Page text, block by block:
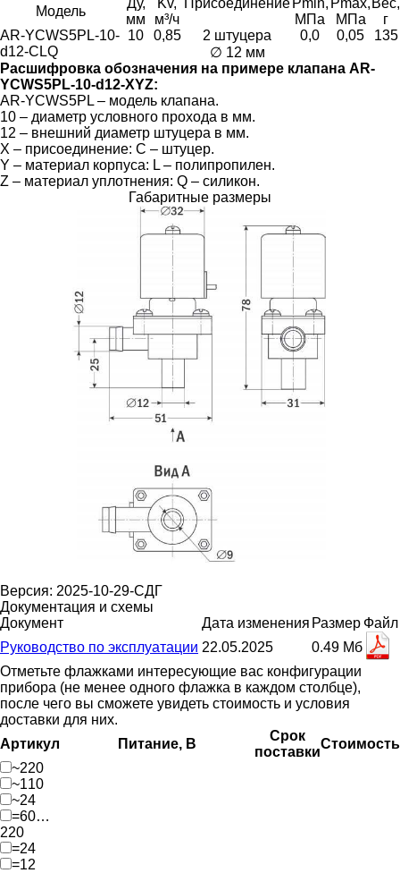
Модель
мм
м³/ч
МПа
МПа
г
AR-YCWS5PL-10-
d12-CLQ
10 0,85
2 штуцера
∅ 12 мм
0,0 0,05 135
Расшифровка обозначения на примере клапана AR-
YCWS5PL-10-d12-XYZ:
AR-YCWS5PL – модель клапана.
10 – диаметр условного прохода в мм.
12 – внешний диаметр штуцера в мм.
X – присоединение: С – штуцер.
Y – материал корпуса: L – полипропилен.
Z – материал уплотнения: Q – силикон.
Габаритные размеры
Версия: 2025-10-29-СДГ
Документация и схемы
Документ
Дата изменения Размер Файл
Руководство по эксплуатации 22.05.2025
0.49 Мб
Отметьте флажками интересующие вас конфигурации
прибора (не менее одного флажка в каждом столбце),
после чего вы сможете увидеть стоимость и условия
доставки для них.
Артикул
Питание, В
Срок
поставки
Стоимость
~220
~110
~24
=60…
220
=24
=12